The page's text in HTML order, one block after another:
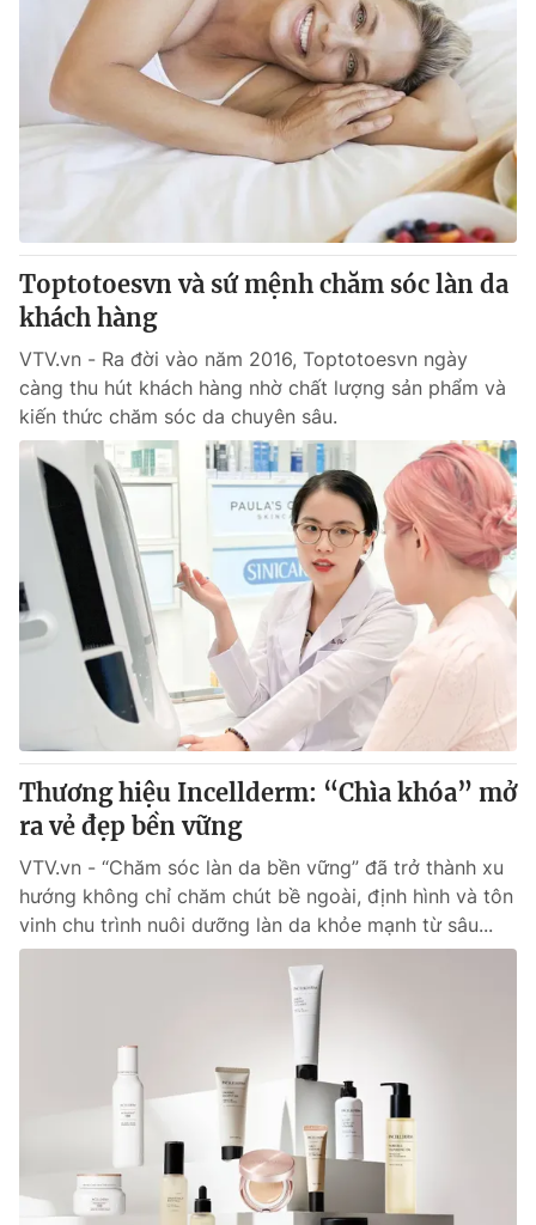
Giải sao mai
Làm đẹp
Chất lượng cuộc sống
Tuyển sinh
Học trực tuyến
Công nghệ
Hitech Công nghệ tương lai
Sản phẩm
Tư vấn
Giao lưu trực tuyến
Lịch phát sóng
Chuyên mục khác
Emagazine
Photo Infographic
Video Shorts video
VTV Money VTV Thể thao
VTV Sức khoẻ Bất động sản
Thị trường 24h Tấm lòng Việt
VTV4 Vươn mình bằng AI
VTV9
Liên hệ tòa soạn English
Theo dõi báo trên
Cơ quan chủ quản:Đài Truyền hình Việt Nam
Cơ quan báo chí:
Thời báo VTV
Giấy phép hoạt động báo in và báo điện tử số 483/GP-BTTTT
Toptotoesvn và sứ mệnh chăm sóc làn da
khách hàng
VTV.vn - Ra đời vào năm 2016, Toptotoesvn ngày
càng thu hút khách hàng nhờ chất lượng sản phẩm và
kiến thức chăm sóc da chuyên sâu.
Thương hiệu Incellderm: “Chìa khóa” mở
ra vẻ đẹp bền vững
VTV.vn - “Chăm sóc làn da bền vững” đã trở thành xu
hướng không chỉ chăm chút bề ngoài, định hình và tôn
vinh chu trình nuôi dưỡng làn da khỏe mạnh từ sâu...